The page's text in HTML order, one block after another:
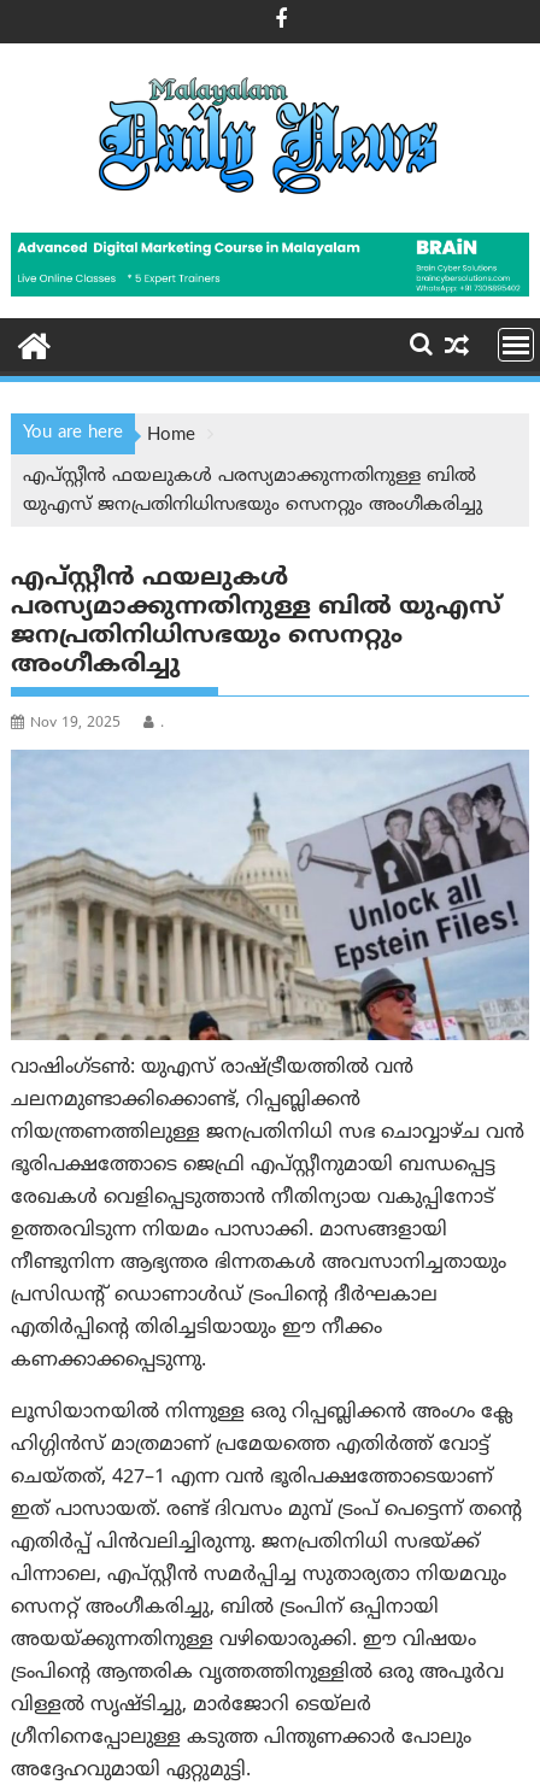
to
You are here
Home
എപ്സ്റ്റീന്‍ ഫയലുകൾ പരസ്യമാക്കുന്നതിനുള്ള ബിൽ
യുഎസ് ജനപ്രതിനിധിസഭയും സെനറ്റും അംഗീകരിച്ചു
എപ്സ്റ്റീന്‍ ഫയലുകൾ
പരസ്യമാക്കുന്നതിനുള്ള ബിൽ യുഎസ്
ജനപ്രതിനിധിസഭയും സെനറ്റും
അംഗീകരിച്ചു
Nov 19, 2025 .
വാഷിംഗ്ടണ്‍: യുഎസ് രാഷ്ട്രീയത്തിൽ വൻ
ചലനമുണ്ടാക്കിക്കൊണ്ട്, റിപ്പബ്ലിക്കൻ
നിയന്ത്രണത്തിലുള്ള ജനപ്രതിനിധി സഭ ചൊവ്വാഴ്ച വൻ
ഭൂരിപക്ഷത്തോടെ ജെഫ്രി എപ്സ്റ്റീനുമായി ബന്ധപ്പെട്ട
രേഖകൾ വെളിപ്പെടുത്താൻ നീതിന്യായ വകുപ്പിനോട്
ഉത്തരവിടുന്ന നിയമം പാസാക്കി. മാസങ്ങളായി
നീണ്ടുനിന്ന ആഭ്യന്തര ഭിന്നതകൾ അവസാനിച്ചതായും
പ്രസിഡന്റ് ഡൊണാൾഡ് ട്രംപിന്റെ ദീർഘകാല
എതിർപ്പിന്റെ തിരിച്ചടിയായും ഈ നീക്കം
കണക്കാക്കപ്പെടുന്നു.
ലൂസിയാനയിൽ നിന്നുള്ള ഒരു റിപ്പബ്ലിക്കൻ അംഗം ക്ലേ
ഹിഗ്ഗിൻസ് മാത്രമാണ് പ്രമേയത്തെ എതിർത്ത് വോട്ട്
ചെയ്തത്, 427–1 എന്ന വൻ ഭൂരിപക്ഷത്തോടെയാണ്
ഇത് പാസായത്. രണ്ട് ദിവസം മുമ്പ് ട്രംപ് പെട്ടെന്ന് തന്റെ
എതിർപ്പ് പിൻവലിച്ചിരുന്നു. ജനപ്രതിനിധി സഭയ്ക്ക്
പിന്നാലെ, എപ്സ്റ്റീൻ സമർപ്പിച്ച സുതാര്യതാ നിയമവും
സെനറ്റ് അംഗീകരിച്ചു, ബിൽ ട്രംപിന് ഒപ്പിനായി
അയയ്ക്കുന്നതിനുള്ള വഴിയൊരുക്കി. ഈ വിഷയം
ട്രംപിന്റെ ആന്തരിക വൃത്തത്തിനുള്ളിൽ ഒരു അപൂർവ
വിള്ളൽ സൃഷ്ടിച്ചു, മാർജോറി ടെയ്‌ലർ
ഗ്രീനിനെപ്പോലുള്ള കടുത്ത പിന്തുണക്കാർ പോലും
അദ്ദേഹവുമായി ഏറ്റുമുട്ടി.